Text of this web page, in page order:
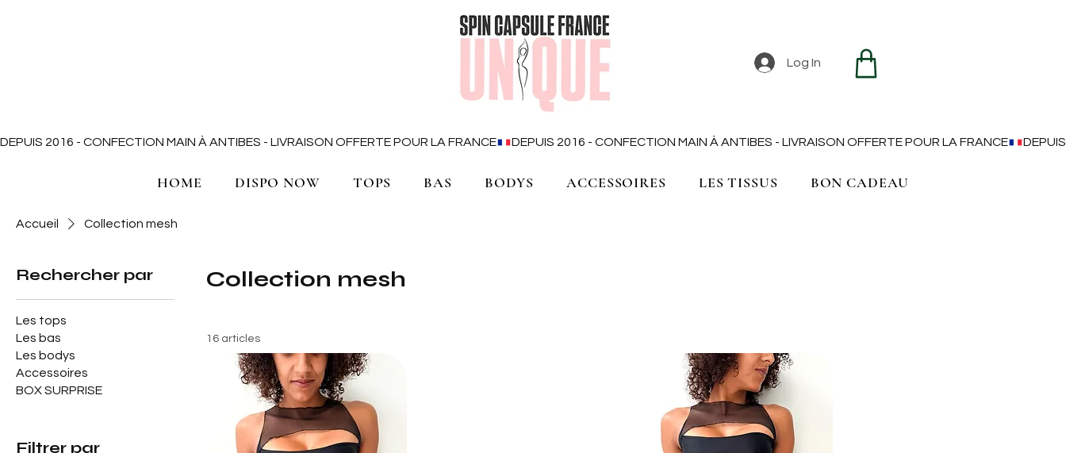
Log In
DEPUIS 2016 - CONFECTION MAIN À ANTIBES - LIVRAISON OFFERTE POUR LA FRANCE
HOME DISPO NOW TOPS BAS BODYS ACCESSOIRES LES TISSUS BON CADEAU
Accueil Collection mesh
Rechercher par
Les tops
Les bas
Les bodys
Accessoires
BOX SURPRISE
Filtrer par
Collection mesh
16 articles